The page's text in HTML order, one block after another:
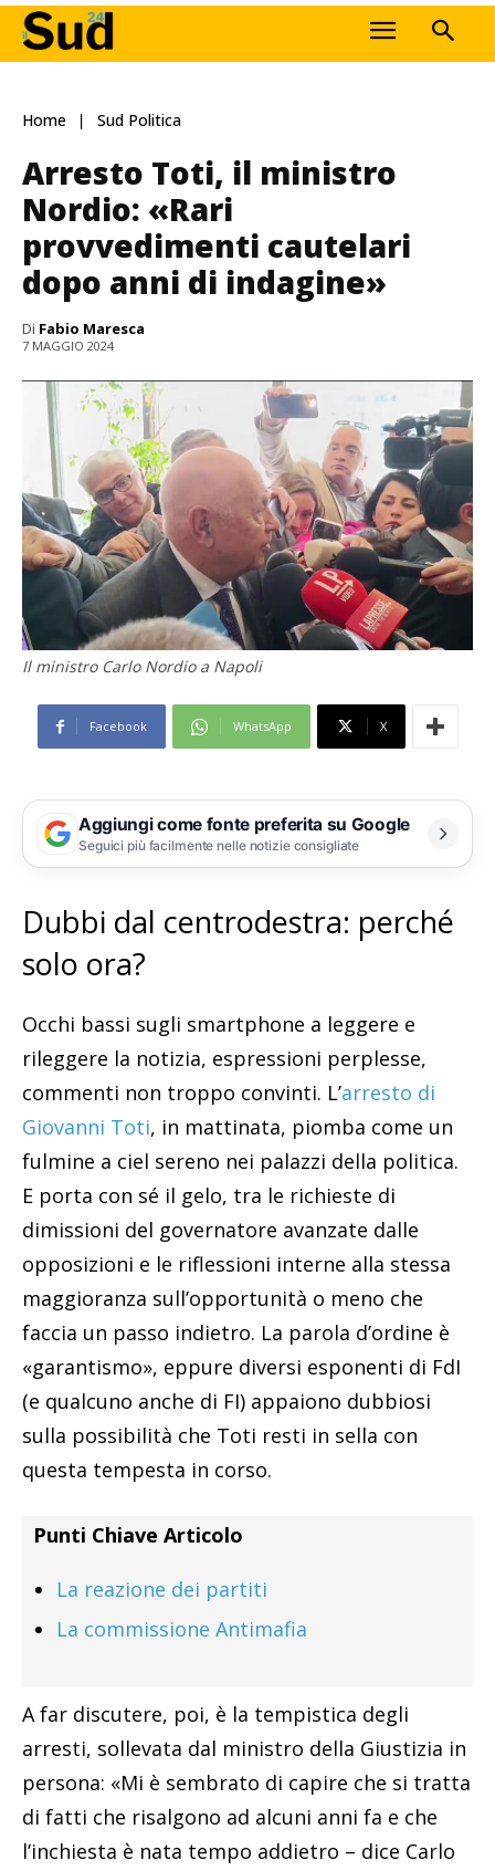
Home Sud Politica
Arresto Toti, il ministro
Nordio: «Rari
provvedimenti cautelari
dopo anni di indagine»
Di Fabio Maresca
7 MAGGIO 2024
Il ministro Carlo Nordio a Napoli
Facebook WhatsApp X
Aggiungi come fonte preferita su Google
Seguici più facilmente nelle notizie consigliate
Dubbi dal centrodestra: perché
solo ora?
Occhi bassi sugli smartphone a leggere e
rileggere la notizia, espressioni perplesse,
commenti non troppo convinti. L’arresto di
Giovanni Toti, in mattinata, piomba come un
fulmine a ciel sereno nei palazzi della politica.
E porta con sé il gelo, tra le richieste di
dimissioni del governatore avanzate dalle
opposizioni e le riflessioni interne alla stessa
maggioranza sull’opportunità o meno che
faccia un passo indietro. La parola d’ordine è
«garantismo», eppure diversi esponenti di FdI
(e qualcuno anche di FI) appaiono dubbiosi
sulla possibilità che Toti resti in sella con
questa tempesta in corso.
Punti Chiave Articolo
La reazione dei partiti
La commissione Antimafia
A far discutere, poi, è la tempistica degli
arresti, sollevata dal ministro della Giustizia in
persona: «Mi è sembrato di capire che si tratta
di fatti che risalgono ad alcuni anni fa e che
l’inchiesta è nata tempo addietro – dice Carlo